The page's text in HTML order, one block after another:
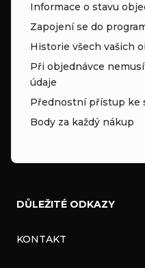
Informace o stavu
Zapojení se do
Historie všech vašich
Při objednávce
údaje
Přednostní přístup ke
Body za každý nákup
DŮLEŽITÉ ODKAZY
KONTAKT